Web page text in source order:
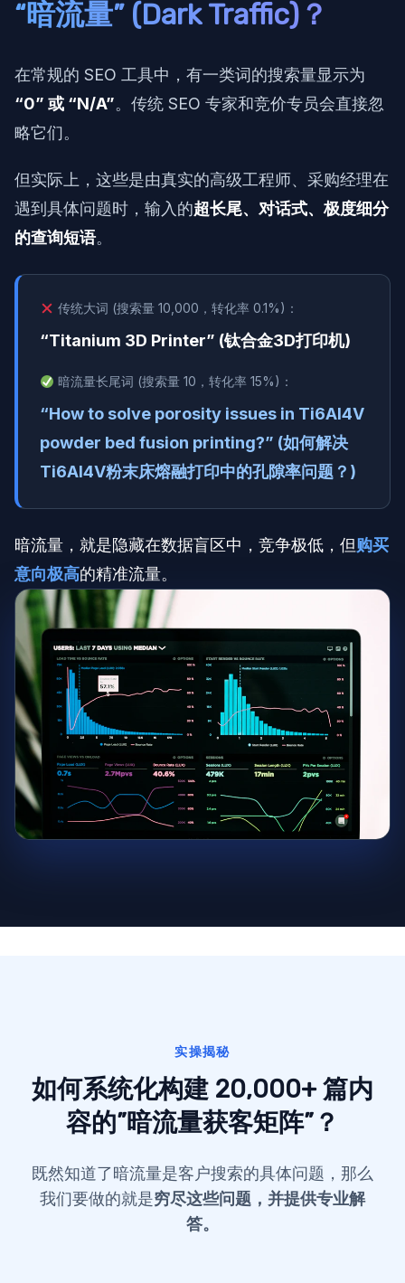
“暗流量” (Dark Traffic)？
在常规的 SEO 工具中，有一类词的搜索量显示为
“0” 或 “N/A”。传统 SEO 专家和竞价专员会直接忽
略它们。
但实际上，这些是由真实的高级工程师、采购经理在
遇到具体问题时，输入的超长尾、对话式、极度细分
的查询短语。
传统大词 (搜索量 10,000，转化率 0.1%)：
“Titanium 3D Printer” (钛合金3D打印机)
暗流量长尾词 (搜索量 10，转化率 15%)：
“How to solve porosity issues in Ti6Al4V
powder bed fusion printing?” (如何解决
Ti6Al4V粉末床熔融打印中的孔隙率问题？)
暗流量，就是隐藏在数据盲区中，竞争极低，但购买
意向极高的精准流量。
实操揭秘
如何系统化构建 20,000+ 篇内
容的”暗流量获客矩阵”？
既然知道了暗流量是客户搜索的具体问题，那么
我们要做的就是穷尽这些问题，并提供专业解
答。